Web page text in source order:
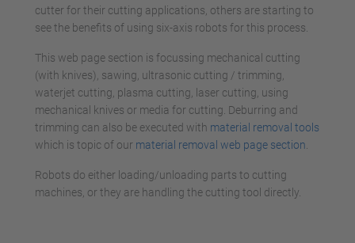
cutter for their cutting applications, others are starting to
see the benefits of using six-axis robots for this process.
This web page section is focussing mechanical cutting
(with knives), sawing, ultrasonic cutting / trimming,
waterjet cutting, plasma cutting, laser cutting, using
mechanical knives or media for cutting. Deburring and
trimming can also be executed with material removal tools
which is topic of our material removal web page section
Robots do either loading/unloading parts to cutting
machines, or they are handling the cutting tool directly.